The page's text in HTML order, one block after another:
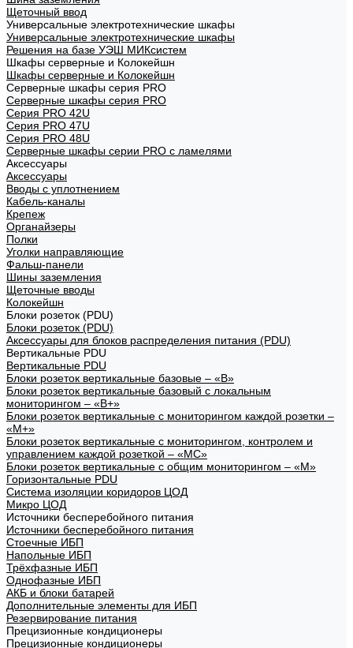
Щеточный ввод
Универсальные электротехнические шкафы
Универсальные электротехнические шкафы
Решения на базе УЭШ МИКсистем
Шкафы серверные и Колокейшн
Шкафы серверные и Колокейшн
Серверные шкафы серия PRO
Серверные шкафы серия PRO
Серия PRO 42U
Серия PRO 47U
Серия PRO 48U
Серверные шкафы серии PRO с ламелями
Аксессуары
Аксессуары
Вводы с уплотнением
Кабель-каналы
Крепеж
Органайзеры
Полки
Уголки направляющие
Фальш-панели
Шины заземления
Щеточные вводы
Колокейшн
Блоки розеток (PDU)
Блоки розеток (PDU)
Аксессуары для блоков распределения питания (PDU)
Вертикальные PDU
Вертикальные PDU
Блоки розеток вертикальные базовые – «В»
Блоки розеток вертикальные базовый с локальным
мониторингом – «В+»
Блоки розеток вертикальные с мониторингом каждой розетки –
«М+»
Блоки розеток вертикальные с мониторингом, контролем и
управлением каждой розеткой – «МС»
Блоки розеток вертикальные с общим мониторингом – «М»
Горизонтальные PDU
Система изоляции коридоров ЦОД
Микро ЦОД
Источники бесперебойного питания
Источники бесперебойного питания
Стоечные ИБП
Напольные ИБП
Трёхфазные ИБП
Однофазные ИБП
АКБ и блоки батарей
Дополнительные элементы для ИБП
Резервирование питания
Прецизионные кондиционеры
Прецизионные кондиционеры